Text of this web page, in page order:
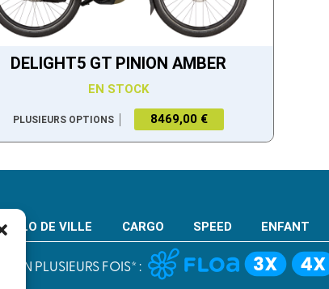
DELIGHT5 GT PINION AMBER
EN STOCK
PLUSIEURS OPTIONS 8469,00 €
VELO DE VILLE CARGO SPEED ENFANT
EN PLUSIEURS FOIS* :